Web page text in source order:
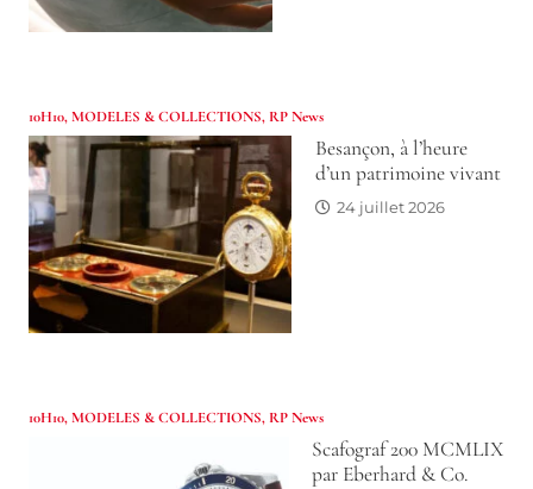
10H10,MODELES & COLLECTIONS, RP News
Besançon, à l’heure
d’un patrimoine vivant
24 juillet 2026
10H10,MODELES & COLLECTIONS, RP News
Scafograf 200 MCMLIX
par Eberhard & Co.